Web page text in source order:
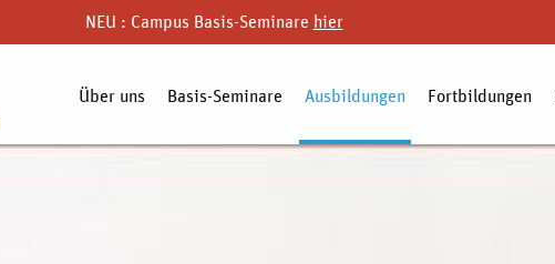
NEU : Campus Basis-Seminare hier
Über uns Basis-Seminare Ausbildungen Fortbildungen